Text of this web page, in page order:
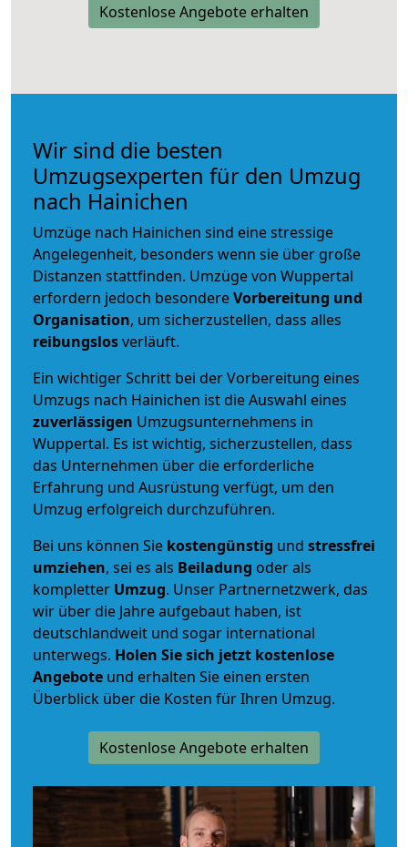
Kostenlose Angebote erhalten
Wir sind die besten
Umzugsexperten für den Umzug
nach Hainichen
Umzüge nach Hainichen sind eine stressige
Angelegenheit, besonders wenn sie über große
Distanzen stattfinden. Umzüge von Wuppertal
erfordern jedoch besondereVorbereitung und
Organisation, um sicherzustellen, dass alles
reibungslosverläuft.
Ein wichtiger Schritt bei der Vorbereitung eines
Umzugs nach Hainichen ist die Auswahl eines
zuverlässigen Umzugsunternehmens in
Wuppertal. Es ist wichtig, sicherzustellen, dass
das Unternehmen über die erforderliche
Erfahrung und Ausrüstung verfügt, um den
Umzug erfolgreich durchzuführen.
Bei uns können Sie kostengünstig und stressfrei
umziehen, sei es als Beiladung oder als
kompletter Umzug. Unser Partnernetzwerk, das
wir über die Jahre aufgebaut haben, ist
deutschlandweit und sogar international
unterwegs. Holen Sie sich jetzt kostenlose
Angebote und erhalten Sie einen ersten
Überblick über die Kosten für Ihren Umzug.
Kostenlose Angebote erhalten